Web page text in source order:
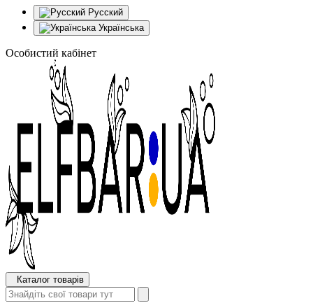
Русский
Українська
Особистий кабінет
Каталог товарів